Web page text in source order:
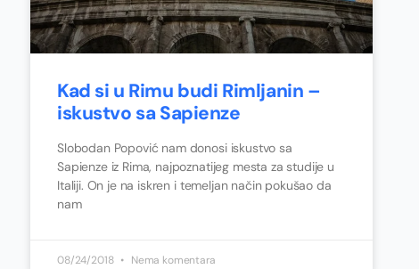
Kad si u Rimu budi Rimljanin –
iskustvo sa Sapienze
Slobodan Popović nam donosi iskustvo sa
Sapienze iz Rima, najpoznatijeg mesta za studije u
Italiji. On je na iskren i temeljan način pokušao da
nam
08/24/2018 Nema komentara